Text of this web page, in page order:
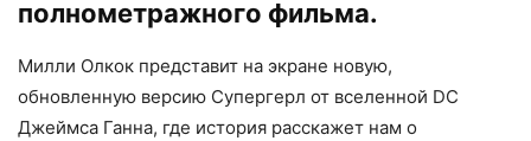
полнометражного фильма.
Милли Олкок представит на экране новую,
обновленную версию Супергерл от вселенной DC
Джеймса Ганна, где история расскажет нам о